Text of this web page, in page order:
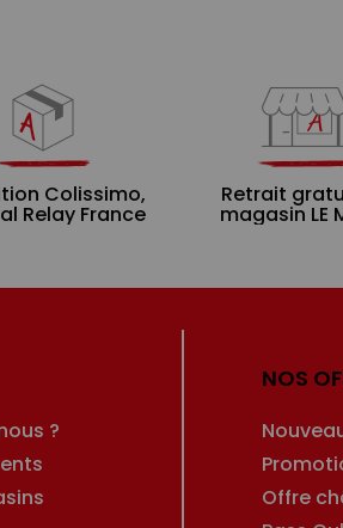
Colissimo,
Relay France
Retrait
magasin LE
?
NOS
Offre